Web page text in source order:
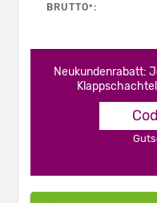
BRUTTO*:
Neukundenrabatt: